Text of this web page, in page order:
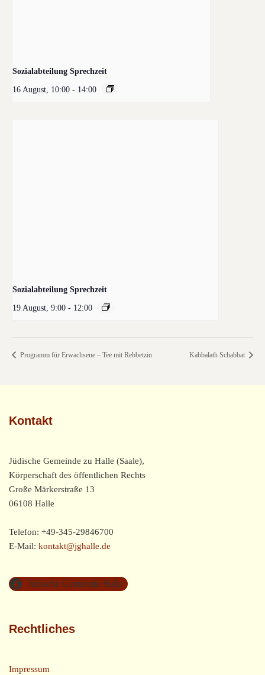
Sozialabteilung Sprechzeit
16 August, 10:00 - 14:00
Sozialabteilung Sprechzeit
19 August, 9:00 - 12:00
Programm für Erwachsene – Tee mit Rebbetzin Kabbalath Schabbat
Kontakt
Jüdische Gemeinde zu Halle (Saale),
Körperschaft des öffentlichen Rechts
Große Märkerstraße 13
06108 Halle
Telefon: +49-345-29846700
E-Mail: kontakt@jghalle.de
Jüdische Gemeinde Halle
Rechtliches
Impressum